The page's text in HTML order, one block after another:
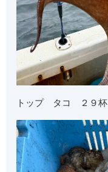
トップ タコ ２９杯